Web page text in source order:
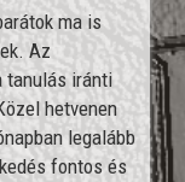
ma is
Az
tanulás iránti
hetvenen
legalább
fontos és